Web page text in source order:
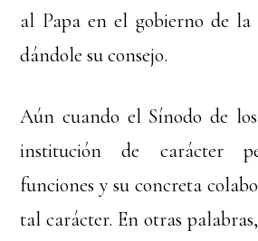
al Papa en el gobierno de la
dándole su consejo.
Aún cuando el Sínodo de
institución de carácter
funciones y su concreta
tal carácter. En otras